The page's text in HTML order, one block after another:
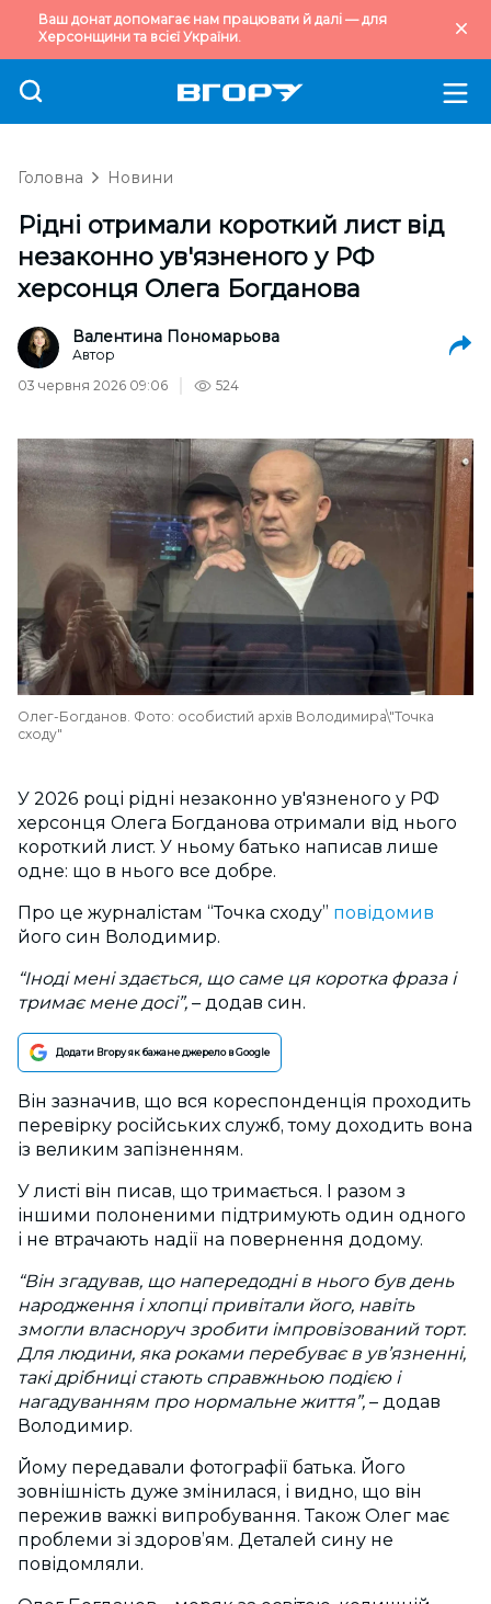
Ваш донат допомагає нам працювати й далі — для
Херсонщини та всієї України.
Головна Новини
Рідні отримали короткий лист від
незаконно ув'язненого у РФ
херсонця Олега Богданова
Валентина Пономарьова
Автор
03 червня 2026 09:06
524
Олег-Богданов. Фото: особистий архів Володимира\"Точка
сходу"
У 2026 році рідні незаконно ув'язненого у РФ
херсонця Олега Богданова отримали від нього
короткий лист. У ньому батько написав лише
одне: що в нього все добре.
Про це журналістам “Точка сходу” повідомив
його син Володимир.
“Іноді мені здається, що саме ця коротка фраза і
тримає мене досі”, – додав син.
Додати Вгору як бажане джерело в Google
Він зазначив, що вся кореспонденція проходить
перевірку російських служб, тому доходить вона
із великим запізненням.
У листі він писав, що тримається. І разом з
іншими полоненими підтримують один одного
і не втрачають надії на повернення додому.
“Він згадував, що напередодні в нього був день
народження і хлопці привітали його, навіть
змогли власноруч зробити імпровізований торт.
Для людини, яка роками перебуває в ув’язненні,
такі дрібниці стають справжньою подією і
нагадуванням про нормальне життя”, – додав
Володимир.
Йому передавали фотографії батька. Його
зовнішність дуже змінилася, і видно, що він
пережив важкі випробування. Також Олег має
проблеми зі здоров’ям. Деталей сину не
повідомляли.